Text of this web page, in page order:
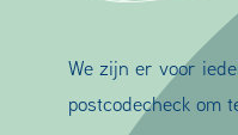
We zijn er voor
postcodecheck om